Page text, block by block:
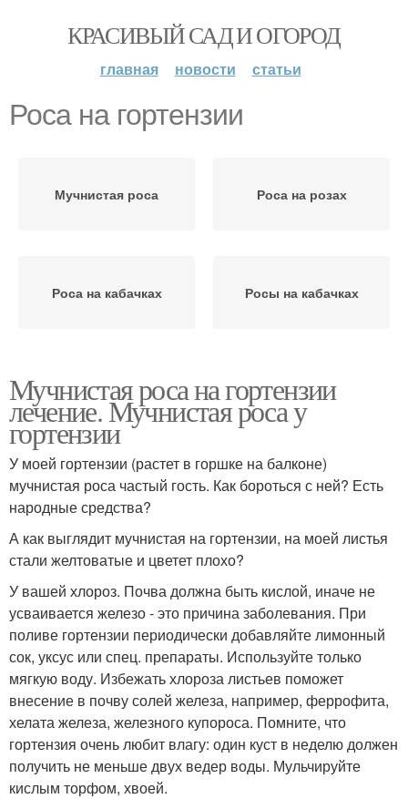
КРАСИВЫЙ САД И ОГОРОД
главная новости статьи
Роса на гортензии
Мучнистая роса Роса на розах
Роса на кабачках Росы на кабачках
Мучнистая роса на гортензии
лечение. Мучнистая роса у
гортензии
У моей гортензии (растет в горшке на балконе)
мучнистая роса частый гость. Как бороться с ней? Есть
народные средства?
А как выглядит мучнистая на гортензии, на моей листья
стали желтоватые и цветет плохо?
У вашей хлороз. Почва должна быть кислой, иначе не
усваивается железо - это причина заболевания. При
поливе гортензии периодически добавляйте лимонный
сок, уксус или спец. препараты. Используйте только
мягкую воду. Избежать хлороза листьев поможет
внесение в почву солей железа, например, феррофита,
хелата железа, железного купороса. Помните, что
гортензия очень любит влагу: один куст в неделю должен
получить не меньше двух ведер воды. Мульчируйте
кислым торфом, хвоей.